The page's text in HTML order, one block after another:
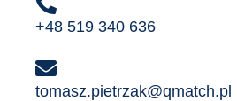
+48 519 340 636
tomasz.pietrzak@qmatch.pl